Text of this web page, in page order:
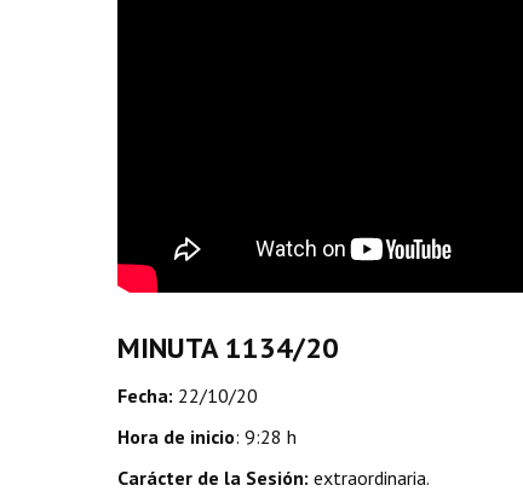
MINUTA 1134/20
Fecha: 22/10/20
Hora de inicio: 9:28 h
Carácter de la Sesión: extraordinaria.